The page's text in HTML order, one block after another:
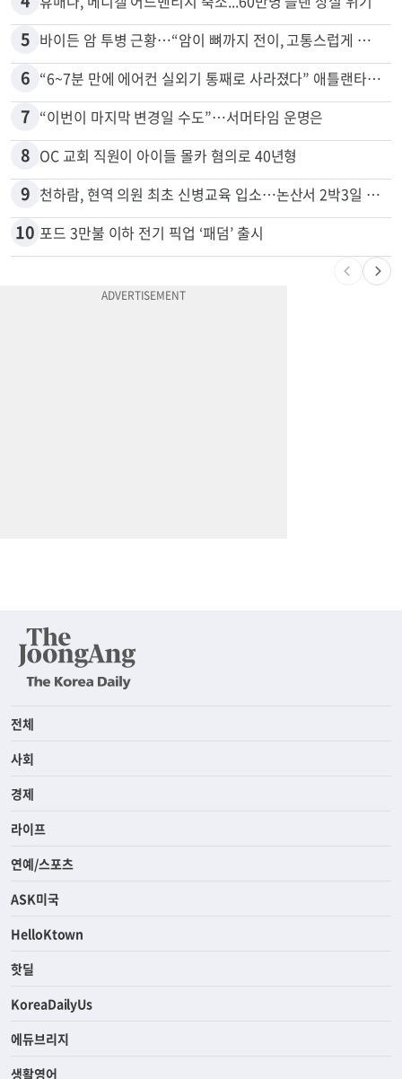
5 바이든 암 투병 근황…“암이 뼈까지 전이, 고통스럽게 투병 중”
6 “6~7분 만에 에어컨 실외기 통째로 사라졌다” 애틀랜타서 실외기 도난 급증
7 “이번이 마지막 변경일 수도”…서머타임 운명은
8 OC 교회 직원이 아이들 몰카 혐의로 40년형
9 천하람, 현역 의원 최초 신병교육 입소…논산서 2박3일 생활
10 포드 3만불 이하 전기 픽업 ‘패덤’ 출시
전체
사회
경제
라이프
연예/스포츠
ASK미국
HelloKtown
핫딜
KoreaDailyUs
에듀브리지
생활영어